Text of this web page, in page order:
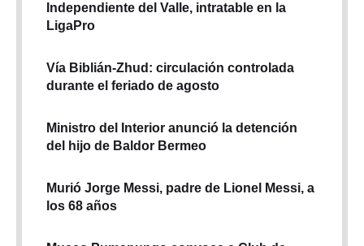
Independiente del Valle, intratable en la
LigaPro
Vía Biblián-Zhud: circulación controlada
durante el feriado de agosto
Ministro del Interior anunció la detención
del hijo de Baldor Bermeo
Murió Jorge Messi, padre de Lionel Messi, a
los 68 años